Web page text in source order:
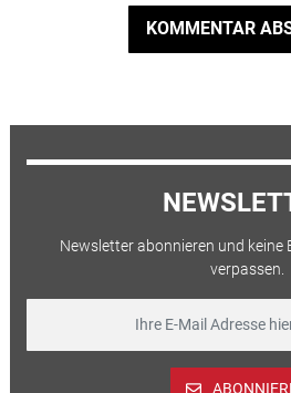
KOMMENTAR
Newsletter abonnieren und keine
verpassen.